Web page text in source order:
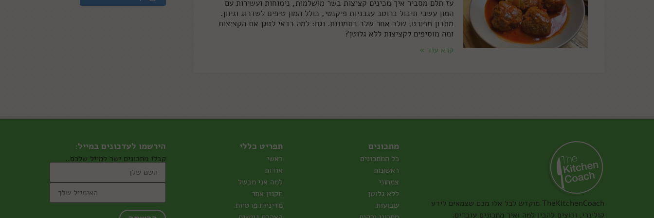
עז תלם מסביר איך מכינים קציצות בשר מושלמות, נימוחות ועשירות עם
המון עשבי תיבול ברוטב עגבניות פיקנטי, כולל המון טיפים לשדרוג וגיוון.
מתכון מפורט, שלב אחר שלב בתמונות. וגם: למה כדאי לטגן את הקציצות
ומה מוסיפים לקציצות ללא גלוטן?
קרא עוד »
TheKitchenCoach מוקדש לכל אלו מכם שצמאים לידע
קולינרי, ורוצים להבין למה ואיך מתכונים עובדים.
מתכונים
כל המתכונים
ראשונות
צמחוני
ללא גלוטן
שבועות
תפריט כללי
ראשי
אודות
למה אני מבשל
תקנון אתר
מדיניות פרטיות
הירשמו לעדכונים במייל:
קבלו מתכונים ישר למייל שלכם..